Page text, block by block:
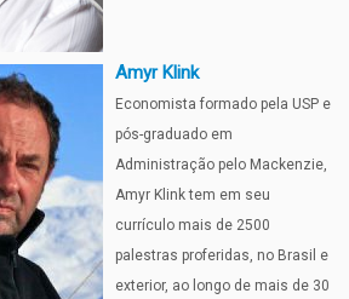
Amyr Klink
Economista formado pela USP e
pós-graduado em
Administração pelo Mackenzie,
Amyr Klink tem em seu
currículo mais de 2500
palestras proferidas, no Brasil e
exterior, ao longo de mais de 30